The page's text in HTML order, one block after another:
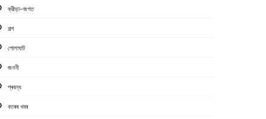
ক্রীড়া-জগত
গল্প
গোলাঘাট
জননী
প্ৰবন্ধ
বতৰৰ খবৰ